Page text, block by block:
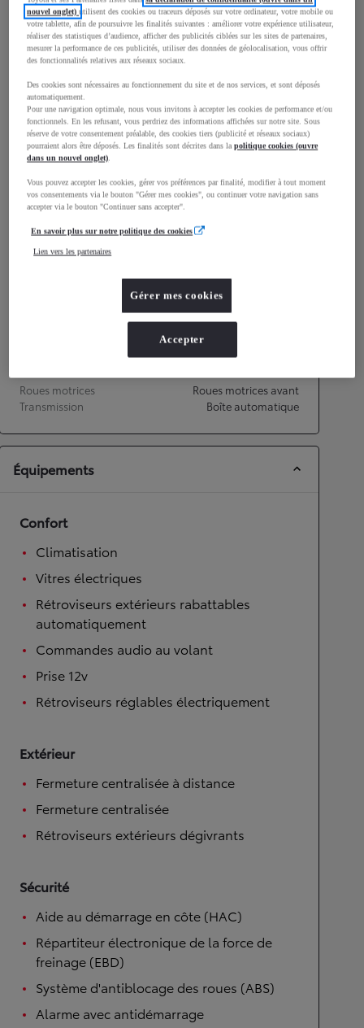
Hauteur
1 825
Largeur
1 848mm
Roues motrices
Roues motrices avant
Transmission
Boîte automatique
Équipements
Confort
Climatisation
Vitres électriques
Rétroviseurs extérieurs rabattables
automatiquement
Commandes audio au volant
Prise 12v
Rétroviseurs réglables électriquement
Extérieur
Fermeture centralisée à distance
Fermeture centralisée
Rétroviseurs extérieurs dégivrants
Sécurité
Aide au démarrage en côte (HAC)
Répartiteur électronique de la force de
freinage (EBD)
Système d'antiblocage des roues (ABS)
Alarme avec antidémarrage
nouvel onglet)utilisent des cookies ou traceurs déposés sur votre ordinateur, votre mobile ou
votre tablette, afin de poursuivre les finalités suivantes : améliorer votre expérience utilisateur,
réaliser des statistiques d’audience, afficher des publicités ciblées sur les sites de partenaires,
mesurer la performance de ces publicités, utiliser des données de géolocalisation, vous offrir
des fonctionnalités relatives aux réseaux sociaux.
Des cookies sont nécessaires au fonctionnement du site et de nos services, et sont déposés
automatiquement.
Pour une navigation optimale, nous vous invitons à accepter les cookies de performance et/ou
fonctionnels. En les refusant, vous perdriez des informations affichées sur notre site. Sous
réserve de votre consentement préalable, des cookies tiers (publicité et réseaux sociaux)
pourraient alors être déposés. Les finalités sont décrites dans lapolitique cookies (ouvre
dans un nouvel onglet)
Vous pouvez accepter les cookies, gérer vos préférences par finalité, modifier à tout moment
vos consentements via le bouton "Gérer mes cookies", ou continuer votre navigation sans
accepter via le bouton "Continuer sans accepter".
En savoir plus sur notre politique des cookies
Lien vers les partenaires
Gérer mes cookies
Accepter